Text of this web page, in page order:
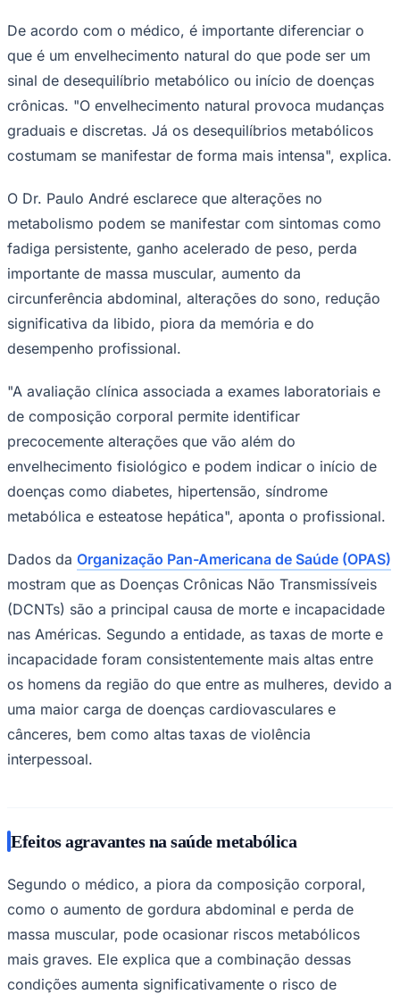
Corinthians
Palmeiras
De acordo com o médico, é importante diferenciar o
que é um envelhecimento natural do que pode ser um
sinal de desequilíbrio metabólico ou início de doenças
crônicas. "O envelhecimento natural provoca mudanças
graduais e discretas. Já os desequilíbrios metabólicos
costumam se manifestar de forma mais intensa", explica.
O Dr. Paulo André esclarece que alterações no
metabolismo podem se manifestar com sintomas como
fadiga persistente, ganho acelerado de peso, perda
importante de massa muscular, aumento da
circunferência abdominal, alterações do sono, redução
significativa da libido, piora da memória e do
desempenho profissional.
"A avaliação clínica associada a exames laboratoriais e
de composição corporal permite identificar
precocemente alterações que vão além do
envelhecimento fisiológico e podem indicar o início de
doenças como diabetes, hipertensão, síndrome
metabólica e esteatose hepática", aponta o profissional.
Dados da Organização Pan-Americana de Saúde (OPAS)
mostram que as Doenças Crônicas Não Transmissíveis
(DCNTs) são a principal causa de morte e incapacidade
nas Américas. Segundo a entidade, as taxas de morte e
incapacidade foram consistentemente mais altas entre
os homens da região do que entre as mulheres, devido a
uma maior carga de doenças cardiovasculares e
cânceres, bem como altas taxas de violência
interpessoal.
Efeitos agravantes na saúde metabólica
Segundo o médico, a piora da composição corporal,
como o aumento de gordura abdominal e perda de
massa muscular, pode ocasionar riscos metabólicos
mais graves. Ele explica que a combinação dessas
condições aumenta significativamente o risco de